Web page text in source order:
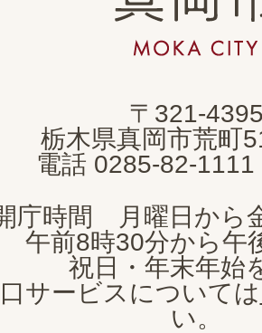
岡
市
CITY
〒321-
栃木県真岡市荒町
電話 0285-82-1111
庁時間 月曜日から
午前8時30分から午
祝日・年末年始
サービスについては
い。